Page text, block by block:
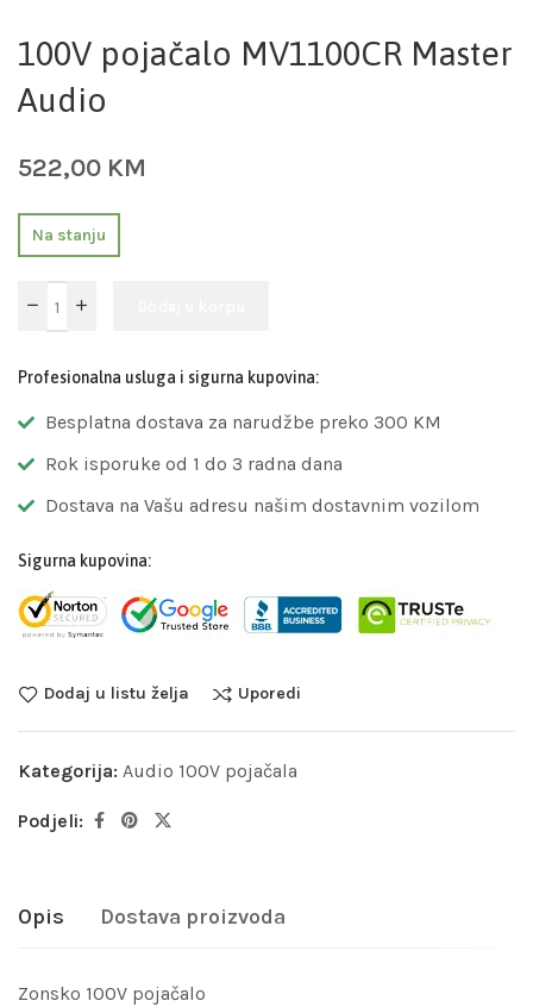
100V pojačalo MV1100CR Master
Audio
522,00 KM
Na stanju
Profesionalna usluga i sigurna kupovina:
Besplatna dostava za narudžbe preko 300 KM
Rok isporuke od 1 do 3 radna dana
Dostava na Vašu adresu našim dostavnim vozilom
Sigurna kupovina:
Dodaj u listu želja Uporedi
Kategorija: Audio 100V pojačala
Podjeli:
Opis Dostava proizvoda
Zonsko 100V pojačalo